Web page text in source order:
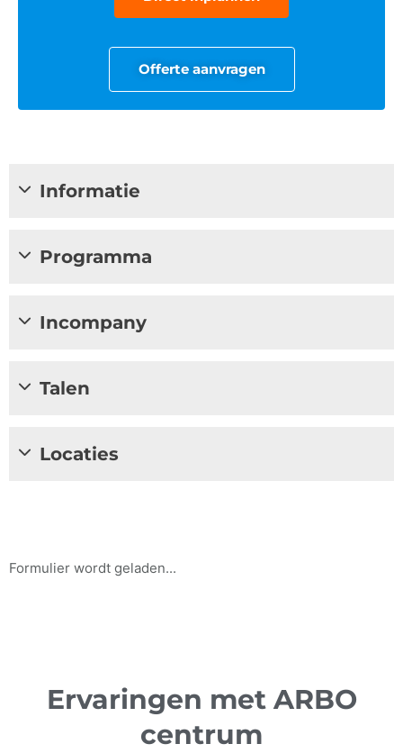
Offerte aanvragen
Informatie
Programma
Incompany
Talen
Locaties
Formulier wordt geladen...
Ervaringen met ARBO
centrum